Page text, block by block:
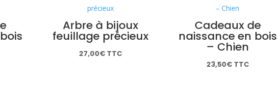
Arbre à bijoux
feuillage précieux
27,00€ TTC
Cadeaux de
naissance en bois
– Chien
23,50€ TTC